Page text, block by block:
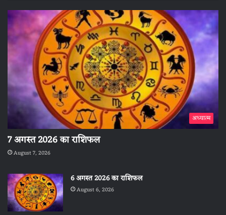
अध्यात्म
7 अगस्त 2026 का राशिफल
August 7, 2026
6 अगस्त 2026 का राशिफल
August 6, 2026